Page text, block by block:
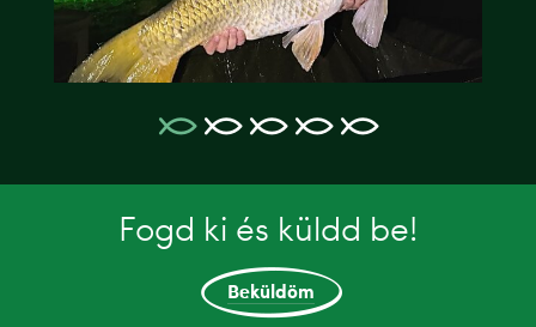
Fogd ki és küldd be!
Beküldöm